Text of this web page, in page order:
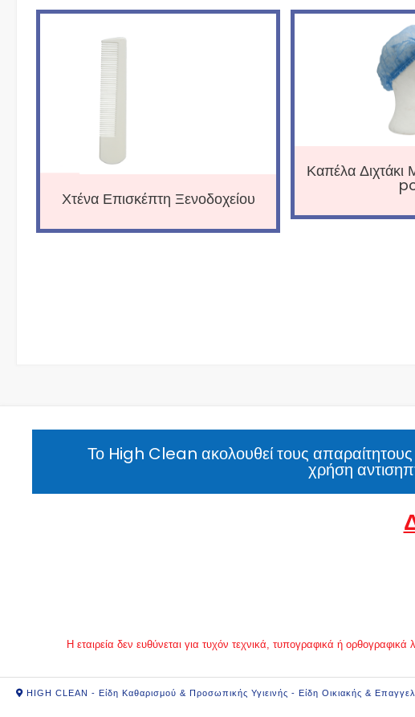
Χτένα Επισκέπτη Ξενοδοχείου
Καπέλα Διχτάκι
Το High Clean ακολουθεί τους απαραίτητους
χρήση
Η εταιρεία δεν ευθύνεται για τυχόν τεχνικά, τυπογραφικά ή
HIGH CLEAN - Είδη Καθαρισμού & Προσωπικής Υγιεινής - Είδη Οικιακής &